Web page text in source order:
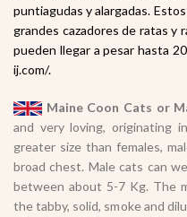
puntiagudas y alargadas.
grandes cazadores de ratas y
pueden llegar a pesar hasta
ij.com/.
Maine Coon Cats or
and very loving, originating
greater size than females,
broad chest. Male cats can
between about 5-7 Kg. The
the tabby, solid, smoke and